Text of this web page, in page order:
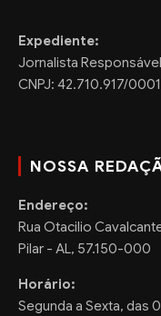
Expediente:
Jornalista
CNPJ: 42.710.917/
NOSSA
Endereço:
Rua Otacilio
Pilar - AL, 57.150-000
Horário:
Segunda a Sexta, das